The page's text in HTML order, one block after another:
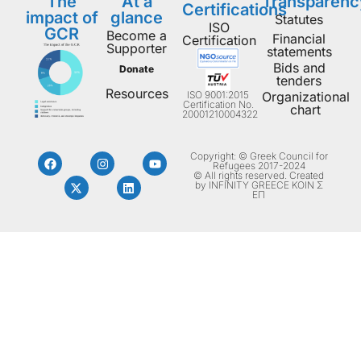
impact of
GCR
glance
Become a
Supporter
Donate
Resources
Certifications
ISO
Certification
ISO 9001:2015
Certification No.
20001210004322
Statutes
Financial
statements
Bids and
tenders
Organizational
chart
Copyright: © Greek Council for
Refugees 2017-2024
© All rights reserved. Created
by INFINITY GREECE ΚΟΙΝ Σ
ΕΠ